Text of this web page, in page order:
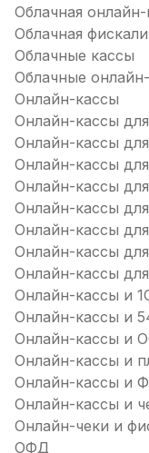
Облачная онлайн-
Облачная
Облачные кассы
Облачные
Онлайн-кассы
Онлайн-кассы
Онлайн-кассы
Онлайн-кассы
Онлайн-кассы
Онлайн-кассы
Онлайн-кассы
Онлайн-кассы
Онлайн-кассы для
Онлайн-кассы и
Онлайн-кассы и
Онлайн-кассы и
Онлайн-кассы и
Онлайн-кассы и
Онлайн-кассы и
Онлайн-чеки и
ОФД